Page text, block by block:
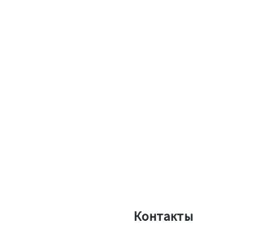
Контакты